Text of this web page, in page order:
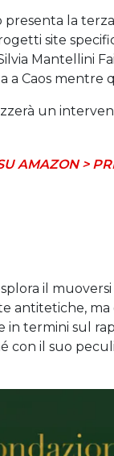
la
site
Mantellini
Caos mentre
un
AMAZON >
il
antitetiche,
termini sul
con il suo